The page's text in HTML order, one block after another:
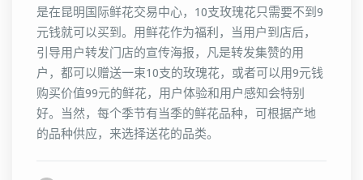
是在昆明国际鲜花交易中心，10支玫瑰花只需要不到9
元钱就可以买到。用鲜花作为福利，当用户到店后，
引导用户转发门店的宣传海报，凡是转发集赞的用
户，都可以赠送一束10支的玫瑰花，或者可以用9元钱
购买价值99元的鲜花，用户体验和用户感知会特别
好。当然，每个季节有当季的鲜花品种，可根据产地
的品种供应，来选择送花的品类。